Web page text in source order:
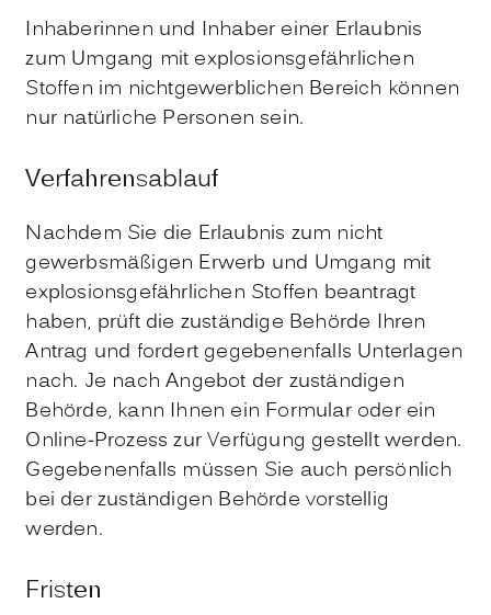
Inhaberinnen und Inhaber einer Erlaubnis
zum Umgang mit explosionsgefährlichen
Stoffen im nichtgewerblichen Bereich können
nur natürliche Personen sein.
Verfahrensablauf
Nachdem Sie die Erlaubnis zum nicht
gewerbsmäßigen Erwerb und Umgang mit
explosionsgefährlichen Stoffen beantragt
haben, prüft die zuständige Behörde Ihren
Antrag und fordert gegebenenfalls Unterlagen
nach. Je nach Angebot der zuständigen
Behörde, kann Ihnen ein Formular oder ein
Online-Prozess zur Verfügung gestellt werden.
Gegebenenfalls müssen Sie auch persönlich
bei der zuständigen Behörde vorstellig
werden.
Fristen